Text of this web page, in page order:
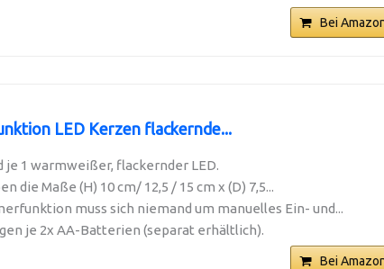
Bei
LED Kerzen flackernde...
je 1 warmweißer, flackernder LED.
Maße (H) 10 cm/ 12,5 / 15 cm x (D) 7,5...
muss sich niemand um manuelles Ein- und...
je 2x AA-Batterien (separat erhältlich).
Bei